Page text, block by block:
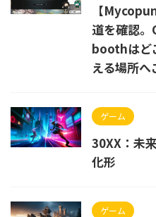
【
道を確認。
boothはど
える場所へ
ゲーム
30XX：未
化形
ゲーム